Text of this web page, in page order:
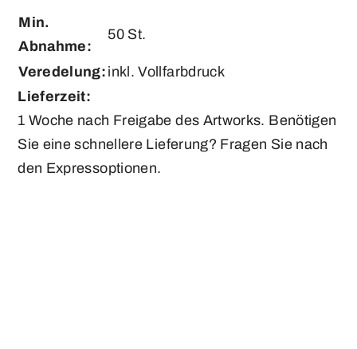
Min.
Abnahme:
50 St.
Veredelung: inkl. Vollfarbdruck
Lieferzeit:
1 Woche nach Freigabe des Artworks. Benötigen
Sie eine schnellere Lieferung? Fragen Sie nach
den Expressoptionen.